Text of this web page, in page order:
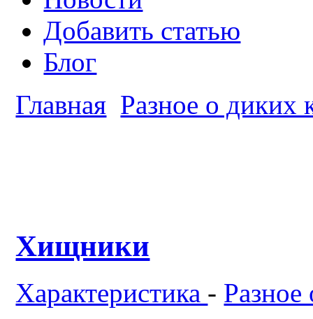
Добавить статью
Блог
Главная Разное о диких
Хищники
Характеристика -